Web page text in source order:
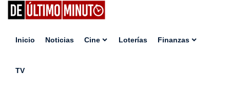
Inicio Noticias Cine Loterías Finanzas
TV